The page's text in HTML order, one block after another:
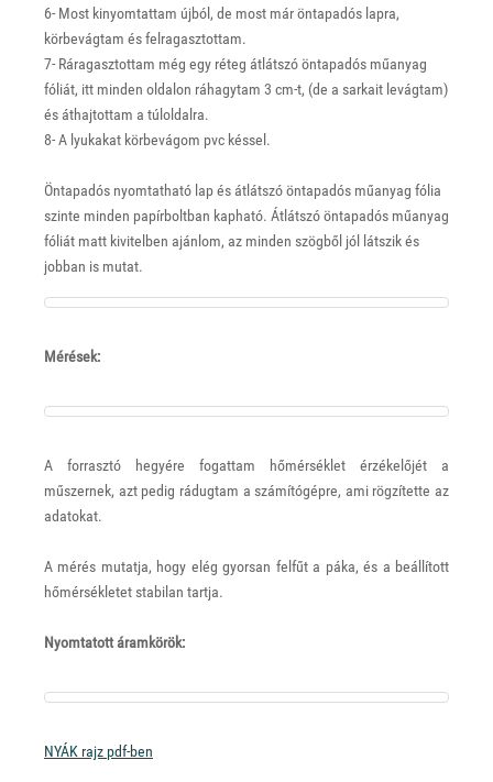
6- Most kinyomtattam újból, de most már öntapadós lapra,
körbevágtam és felragasztottam.
7- Ráragasztottam még egy réteg átlátszó öntapadós műanyag
fóliát, itt minden oldalon ráhagytam 3 cm-t, (de a sarkait levágtam)
és áthajtottam a túloldalra.
8- A lyukakat körbevágom pvc késsel.
Öntapadós nyomtatható lap és átlátszó öntapadós műanyag fólia
szinte minden papírboltban kapható. Átlátszó öntapadós műanyag
fóliát matt kivitelben ajánlom, az minden szögből jól látszik és
jobban is mutat.
Mérések:
A forrasztó hegyére fogattam hőmérséklet érzékelőjét a
műszernek, azt pedig rádugtam a számítógépre, ami rögzítette az
adatokat.
A mérés mutatja, hogy elég gyorsan felfűt a páka, és a beállított
hőmérsékletet stabilan tartja.
Nyomtatott áramkörök:
NYÁK rajz pdf-ben